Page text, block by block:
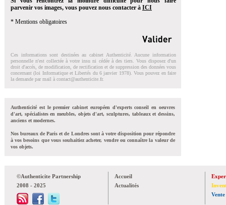
parvenir vos images, vous pouvez nous contacter à ICI
* Mentions obligatoires
Ces informations sont destinées au cabinet Authenticité. Aucune information
personnelle n'est collectée à votre insu ni cédée à des tiers. Vous disposez d'un
droit d'accés, de modification, de rectification et de suppression des données vous
concernant (loi Informatique et Libertés du 6 janvier 1978). Vous pouvez en faire
la demande par mail à contact@authenticite.fr.
Authenticité est le premier cabinet européen d'experts conseil en oeuvres
d'art, spécialistes en meubles, objets d'art, sculptures, tableaux et dessins,
anciens et modernes.
Nos bureaux de Paris et de Londres sont à votre disposition pour répondre
à vos besoins que vous souhaitiez acheter, vendre ou connaître la valeur de
vos objets.
©Authenticite Partnership
2008 - 2025
Accueil
Actualités
Vente